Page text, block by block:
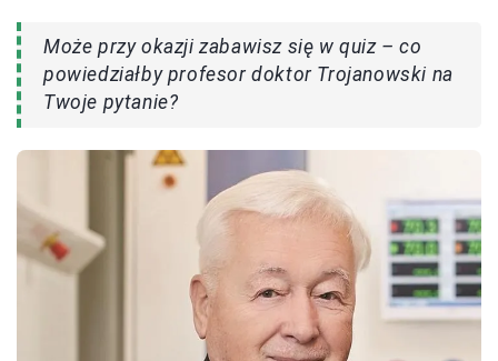
Może przy okazji zabawisz się w quiz – co
powiedziałby profesor doktor Trojanowski na
Twoje pytanie?